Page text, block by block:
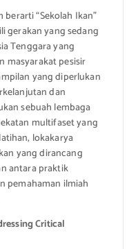
“Sekolah Ikan”
gerakan yang sedang
Tenggara yang
masyarakat pesisir
yang diperlukan
dan
sebuah lembaga
multifaset yang
lokakarya
yang dirancang
antara praktik
pemahaman ilmiah
Critical